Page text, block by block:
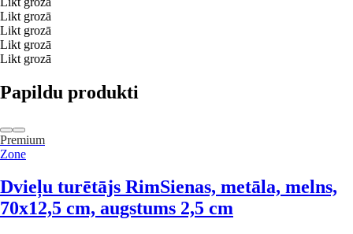
Likt grozā
Likt grozā
Likt grozā
Likt grozā
Papildu produkti
Premium
Zone
Dvieļu turētājs RimSienas, metāla, melns,
70x12,5 cm, augstums 2,5 cm